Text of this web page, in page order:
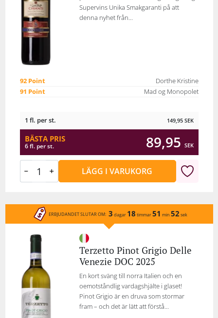
Supervins Unika Smakgaranti på att
denna nyhet från...
92 Point
Dorthe Kristine
91 Point
Mad og Monopolet
1 fl. per st. 149,95 SEK
BÄSTA PRIS
6 fl. per st. 89,95 SEK
LÄGG I VARUKORG
ERBJUDANDET SLUTAR OM: 3 dagar 18 timmar51 min 52 sek
Terzetto Pinot Grigio Delle
Venezie DOC 2025
En kort sväng till norra Italien och en
oemotståndlig vardagshjälte i glaset!
Pinot Grigio är en druva som stormar
fram – och det är lätt att förstå...